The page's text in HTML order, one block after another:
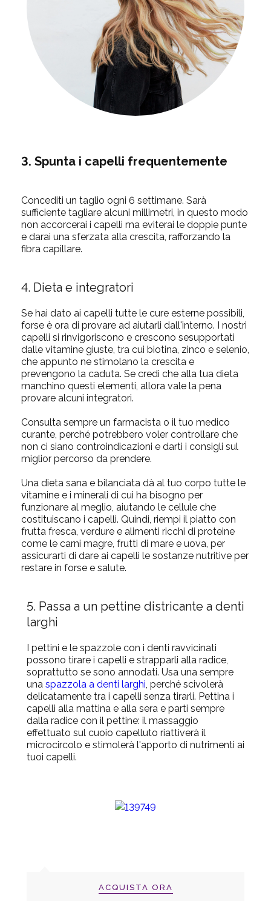
3. Spunta i capelli frequentemente
Concediti un taglio ogni 6 settimane. Sarà
sufficiente tagliare alcuni millimetri, in questo modo
non accorcerai i capelli ma eviterai le doppie punte
e darai una sferzata alla crescita, rafforzando la
fibra capillare.
4. Dieta e integratori
Se hai dato ai capelli tutte le cure esterne possibili,
forse è ora di provare ad aiutarli dall'interno. I nostri
capelli si rinvigoriscono e crescono sesupportati
dalle vitamine giuste, tra cui biotina, zinco e selenio,
che appunto ne stimolano la crescita e
prevengono la caduta. Se credi che alla tua dieta
manchino questi elementi, allora vale la pena
provare alcuni integratori.
Consulta sempre un farmacista o il tuo medico
curante, perché potrebbero voler controllare che
non ci siano controindicazioni e darti i consigli sul
miglior percorso da prendere.
Una dieta sana e bilanciata dà al tuo corpo tutte le
vitamine e i minerali di cui ha bisogno per
funzionare al meglio, aiutando le cellule che
costituiscano i capelli. Quindi, riempi il piatto con
frutta fresca, verdure e alimenti ricchi di proteine
come le carni magre, frutti di mare e uova, per
assicurarti di dare ai capelli le sostanze nutritive per
restare in forse e salute.
5. Passa a un pettine districante a denti
larghi
I pettini e le spazzole con i denti ravvicinati
possono tirare i capelli e strapparli alla radice,
soprattutto se sono annodati. Usa una sempre
una spazzola a denti larghi, perché scivolerà
delicatamente tra i capelli senza tirarli. Pettina i
capelli alla mattina e alla sera e parti sempre
dalla radice con il pettine: il massaggio
effettuato sul cuoio capelluto riattiverà il
microcircolo e stimolerà l'apporto di nutrimenti ai
tuoi capelli.
ACQUISTA ORA